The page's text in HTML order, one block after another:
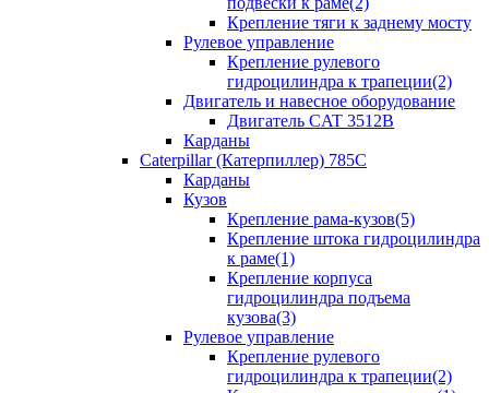
Крепление тяги к заднему мосту
Рулевое управление
Крепление рулевого
гидроцилиндра к трапеции(2)
Двигатель и навесное оборудование
Двигатель CAT 3512B
Карданы
Caterpillar (Катерпиллер) 785C
Карданы
Кузов
Крепление рама-кузов(5)
Крепление штока гидроцилиндра
к раме(1)
Крепление корпуса
гидроцилиндра подъема
кузова(3)
Рулевое управление
Крепление рулевого
гидроцилиндра к трапеции(2)